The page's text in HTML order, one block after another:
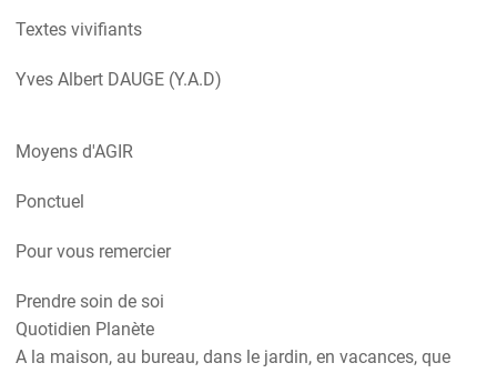
Textes vivifiants
Yves Albert DAUGE (Y.A.D)
Moyens d'AGIR
Ponctuel
Pour vous remercier
Prendre soin de soi
Quotidien Planète
A la maison, au bureau, dans le jardin, en vacances, que